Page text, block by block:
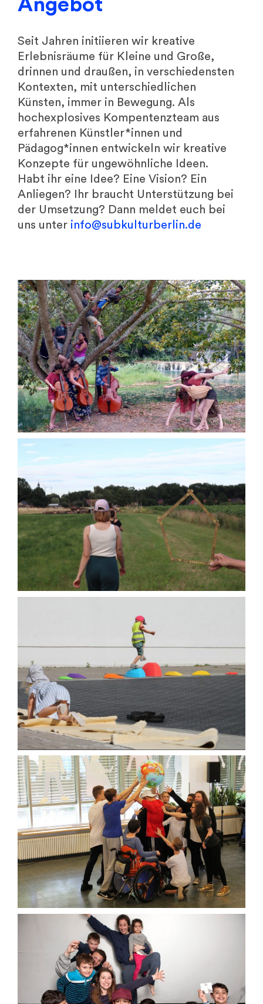
Angebot
Seit Jahren initiieren wir kreative
Erlebnisräume für Kleine und Große,
drinnen und draußen, in verschiedensten
Kontexten, mit unterschiedlichen
Künsten, immer in Bewegung. Als
hochexplosives Kompentenzteam aus
erfahrenen Künstler*innen und
Pädagog*innen entwickeln wir kreative
Konzepte für ungewöhnliche Ideen.
Habt ihr eine Idee? Eine Vision? Ein
Anliegen?
Ihr braucht Unterstützung bei
der Umsetzung? Dann meldet euch bei
uns unter info@subkulturberlin.de
International
SuB Kultur Land
Tanz für Kita-Kinder
Schule und Bewegung
Community Dance